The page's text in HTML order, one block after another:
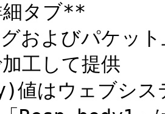
タブ**
およびパケット
工して提供
はウェブシス